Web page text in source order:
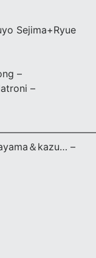
Sejima+Ryue
–
–
＆kazu… –